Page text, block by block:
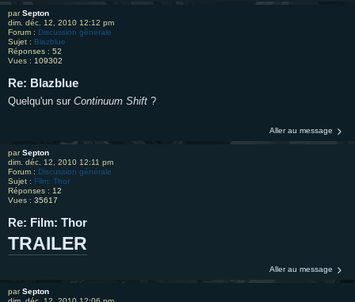
parSepton
dim. déc. 12, 2010 12:12 pm
Forum : Discussion générale
Sujet : Blazblue
Réponses : 52
Vues : 109302
Re: Blazblue
Quelqu'un sur Continuum Shift ?
Aller au message
parSepton
dim. déc. 12, 2010 12:11 pm
Forum : Discussion générale
Sujet : Film: Thor
Réponses : 12
Vues : 35617
Re: Film: Thor
TRAILER
Aller au message
parSepton